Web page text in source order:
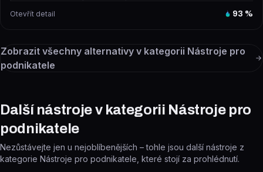
Otevřít detail 93 %
Zobrazit všechny alternativy v kategorii Nástroje pro
podnikatele
Další nástroje v kategorii Nástroje pro
podnikatele
Nezůstávejte jen u nejoblíbenějších – tohle jsou další nástroje z
kategorie Nástroje pro podnikatele, které stojí za prohlédnutí.